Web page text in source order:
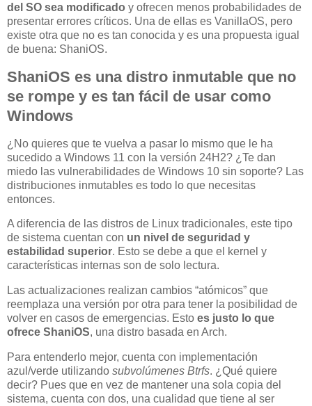
del SO sea modificado y ofrecen menos probabilidades de
presentar errores críticos. Una de ellas es VanillaOS, pero
existe otra que no es tan conocida y es una propuesta igual
de buena: ShaniOS.
ShaniOS es una distro inmutable que no
se rompe y es tan fácil de usar como
Windows
¿No quieres que te vuelva a pasar lo mismo que le ha
sucedido a Windows 11 con la versión 24H2? ¿Te dan
miedo las vulnerabilidades de Windows 10 sin soporte? Las
distribuciones inmutables es todo lo que necesitas
entonces.
A diferencia de las distros de Linux tradicionales, este tipo
de sistema cuentan con un nivel de seguridad y
estabilidad superior. Esto se debe a que el kernel y
características internas son de solo lectura.
Las actualizaciones realizan cambios “atómicos” que
reemplaza una versión por otra para tener la posibilidad de
volver en casos de emergencias. Esto es justo lo que
ofrece ShaniOS, una distro basada en Arch.
Para entenderlo mejor, cuenta con implementación
azul/verde utilizando subvolúmenes Btrfs. ¿Qué quiere
decir? Pues que en vez de mantener una sola copia del
sistema, cuenta con dos, una cualidad que tiene al ser